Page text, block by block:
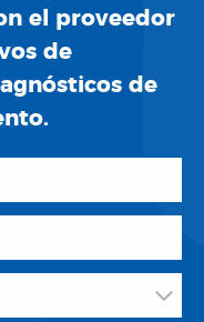
el proveedor
de
de